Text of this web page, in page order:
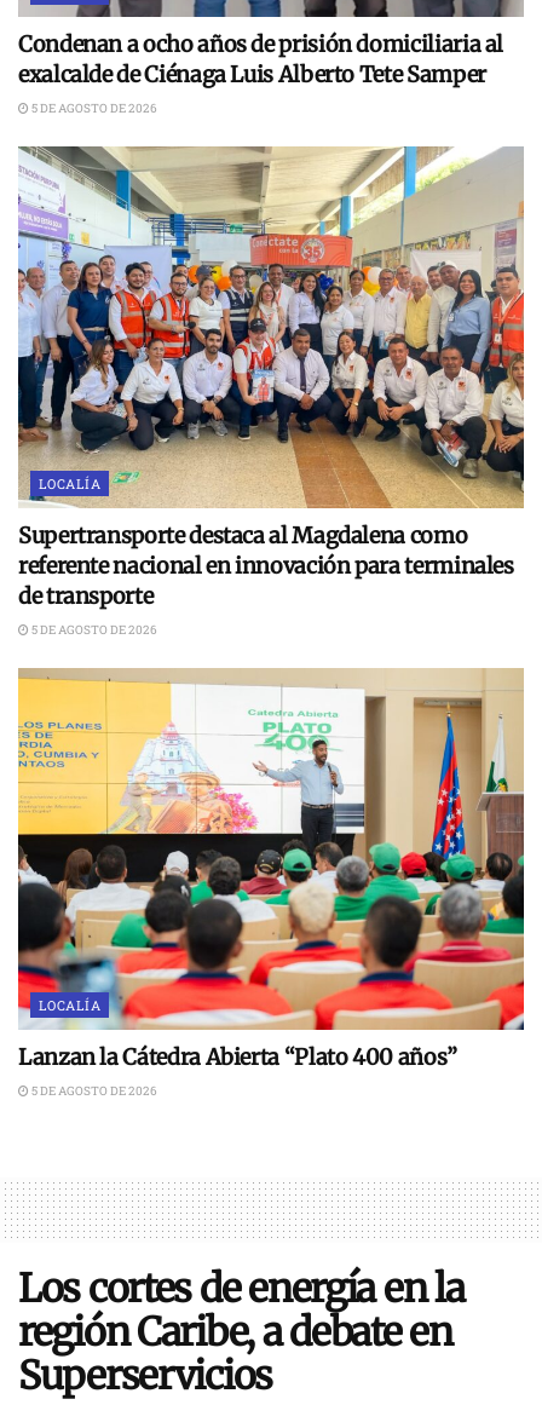
Condenan a ocho años de prisión domiciliaria al
exalcalde de Ciénaga Luis Alberto Tete Samper
5 DE AGOSTO DE 2026
LOCALÍA
Supertransporte destaca al Magdalena como
referente nacional en innovación para terminales
de transporte
5 DE AGOSTO DE 2026
LOCALÍA
Lanzan la Cátedra Abierta “Plato 400 años”
5 DE AGOSTO DE 2026
Los cortes de energía en la
región Caribe, a debate en
Superservicios